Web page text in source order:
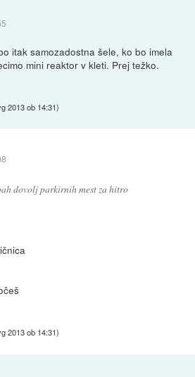
itak samozadostna šele, ko bo imela
mini reaktor v kleti. Prej težko.
2013 ob 14:31)
dovolj parkirnih mest za hitro
2013 ob 14:31)